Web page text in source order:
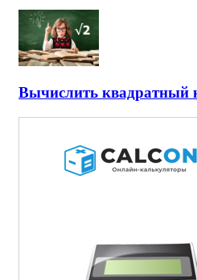
Вычислить квадратный